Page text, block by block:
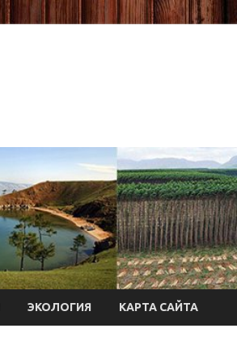
ЭКОЛОГИЯ КАРТА САЙТА